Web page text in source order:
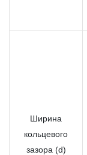
Ширина
кольцевого
зазора (d)